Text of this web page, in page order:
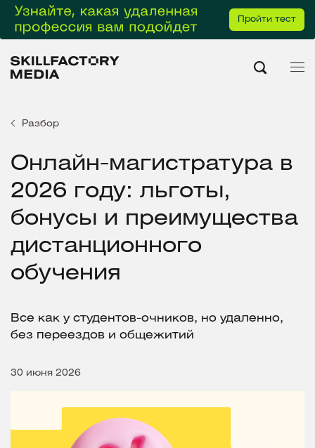
Пройти тест
Разбор
Онлайн-магистратура в
2026 году: льготы,
бонусы и преимущества
дистанционного
обучения
Все как у студентов-очников, но удаленно,
без переездов и общежитий
30 июня 2026